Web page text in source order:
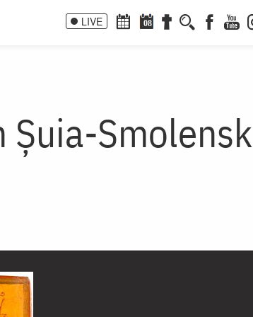
LIVE 08
Smolensk